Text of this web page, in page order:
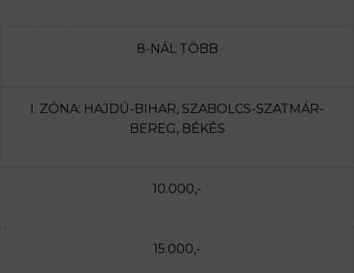
8-NÁL TÖBB
I. ZÓNA: HAJDÚ-BIHAR, SZABOLCS-SZATMÁR-
BEREG, BÉKÉS
10.000,-
15.000,-